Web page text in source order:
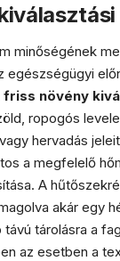
minőségének
egészségügyi
friss növény
ropogós
hervadás
a megfelelő
A
akár egy
tárolásra a
az esetben a